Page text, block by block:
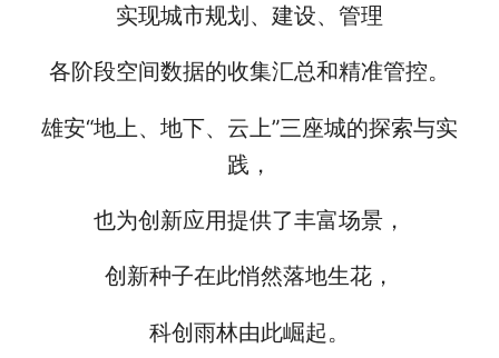
实现城市规划、建设、管理
各阶段空间数据的收集汇总和精准管控。
雄安“地上、地下、云上”三座城的探索与实
践，
也为创新应用提供了丰富场景，
创新种子在此悄然落地生花，
科创雨林由此崛起。